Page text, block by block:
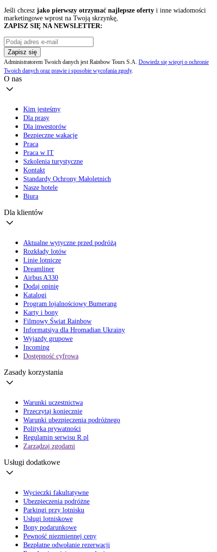
Jeśli chcesz jako pierwszy otrzymać najlepsze oferty i inne wiadomości
marketingowe wprost na Twoją skrzynkę,
ZAPISZ SIĘ NA NEWSLETTER:
Zapisz się
Administratorem Twoich danych jest Rainbow Tours S.A. Dowiedz się więcej o ochronie
Twoich danych oraz prawie i sposobie wycofania zgody.
O nas
Kim jesteśmy
Dla prasy
Dla inwestorów
Bezpieczne wakacje
Praca
Praca w IT
Szkolenia turystyczne
Kontakt
Standardy Ochrony Małoletnich
Nasze hotele
Biura
Dla klientów
Aktualne wytyczne przed podróżą
Rozkłady lotów
Linie lotnicze
Dreamliner
Airbus A330
Dodaj opinię
Katalogi
Program lojalnościowy Bumerang
Karty i bony
Filmowy Świat Rainbow
Informatsiya dla Hromadian Ukrainy
Wyjazdy grupowe
Incoming
Dostępność cyfrowa
Zasady korzystania
Warunki uczestnictwa
Przeczytaj koniecznie
Warunki ubezpieczenia podróżnego
Polityka prywatności
Regulamin serwisu R.pl
Zarządzaj zgodami
Usługi dodatkowe
Wycieczki fakultatywne
Ubezpieczenia podróżne
Parkingi przy lotnisku
Usługi lotniskowe
Bony podarunkowe
Pewność niezmiennej ceny
Bezpłatne odwołanie rezerwacji